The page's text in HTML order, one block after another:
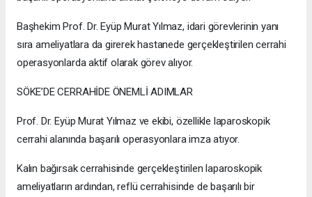
Başhekim Prof. Dr. Eyüp Murat Yılmaz, idari görevlerinin yanı
sıra ameliyatlara da girerek hastanede gerçekleştirilen cerrahi
operasyonlarda aktif olarak görev alıyor.
SÖKE’DE CERRAHİDE ÖNEMLİ ADIMLAR
Prof. Dr. Eyüp Murat Yılmaz ve ekibi, özellikle laparoskopik
cerrahi alanında başarılı operasyonlara imza atıyor.
Kalın bağırsak cerrahisinde gerçekleştirilen laparoskopik
ameliyatların ardından, reflü cerrahisinde de başarılı bir